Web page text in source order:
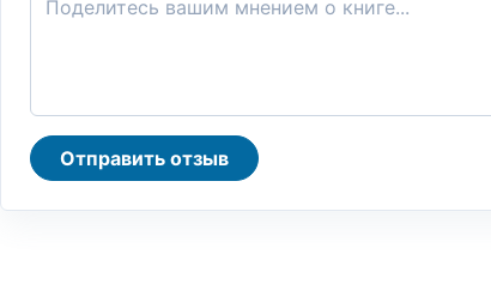
Отправить отзыв